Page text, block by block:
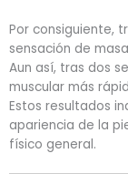
Por consiguiente,
sensación de
Aun así, tras dos
muscular más
Estos resultados
apariencia de la
físico general.